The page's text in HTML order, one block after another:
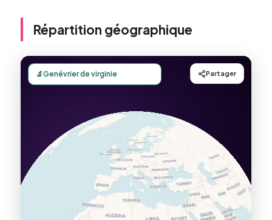
Répartition géographique